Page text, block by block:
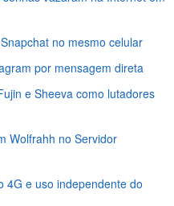
no mesmo celular
por mensagem direta
e Sheeva como lutadores
Wolfrahh no Servidor
4G e uso independente do